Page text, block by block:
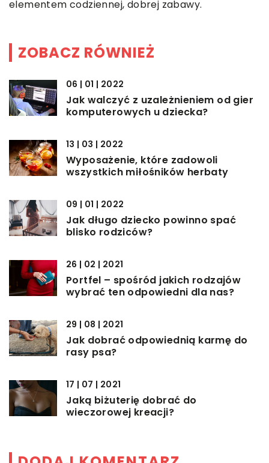
elementem codziennej, dobrej zabawy.
ZOBACZ RÓWNIEŻ
06 | 01 | 2022
Jak walczyć z uzależnieniem od gier
komputerowych u dziecka?
13 | 03 | 2022
Wyposażenie, które zadowoli
wszystkich miłośników herbaty
09 | 01 | 2022
Jak długo dziecko powinno spać
blisko rodziców?
26 | 02 | 2021
Portfel – spośród jakich rodzajów
wybrać ten odpowiedni dla nas?
29 | 08 | 2021
Jak dobrać odpowiednią karmę do
rasy psa?
17 | 07 | 2021
Jaką biżuterię dobrać do
wieczorowej kreacji?